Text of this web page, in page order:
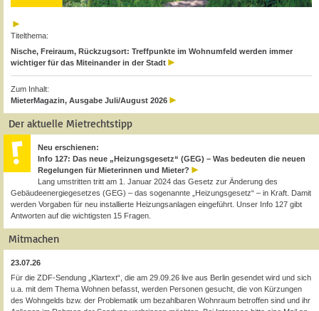
Titelthema:
Nische, Freiraum, Rückzugsort: Treffpunkte im Wohnumfeld werden immer
wichtiger für das Miteinander in der Stadt
Zum Inhalt:
MieterMagazin, Ausgabe Juli/August 2026
Der aktuelle Mietrechtstipp
Neu erschienen:
Info 127: Das neue „Heizungsgesetz“ (GEG) – Was bedeuten die neuen
Regelungen für Mieterinnen und Mieter?
Lang umstritten tritt am 1. Januar 2024 das Gesetz zur Änderung des
Gebäudeenergiegesetzes (GEG) – das sogenannte „Heizungsgesetz“ – in Kraft. Damit
werden Vorgaben für neu installierte Heizungsanlagen eingeführt. Unser Info 127 gibt
Antworten auf die wichtigsten 15 Fragen.
Mitmachen
23.07.26
Für die ZDF-Sendung „Klartext“, die am 29.09.26 live aus Berlin gesendet wird und sich
u.a. mit dem Thema Wohnen befasst, werden Personen gesucht, die von Kürzungen
des Wohngelds bzw. der Problematik um bezahlbaren Wohnraum betroffen sind und ihr